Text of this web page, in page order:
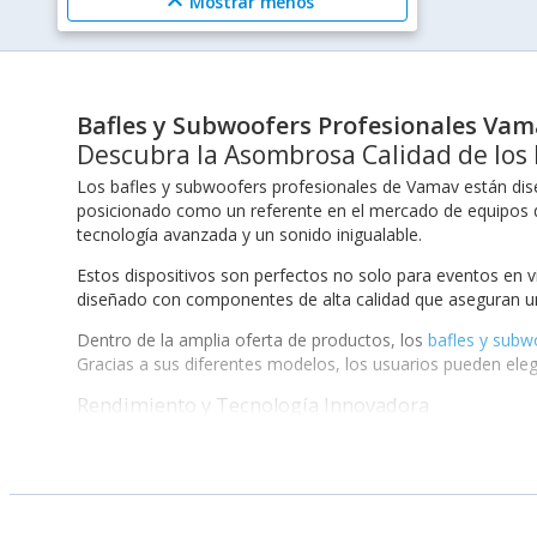
Bafles y Subwoofers Profesionales
Descubra la Asombrosa Calidad de
Los bafles y subwoofers profesionales de Vamav están
posicionado como un referente en el mercado de
tecnología avanzada y un sonido inigualable.
Estos dispositivos son perfectos no solo para eventos en
diseñado con componentes de alta calidad que aseguran
Dentro de la amplia oferta de productos, los bafles y
Gracias a sus diferentes modelos, los usuarios pueden
Rendimiento y Tecnología Innovadora
Uno de los aspectos más distintivos de los bafles y
generan un sonido envolvente que puede llenar